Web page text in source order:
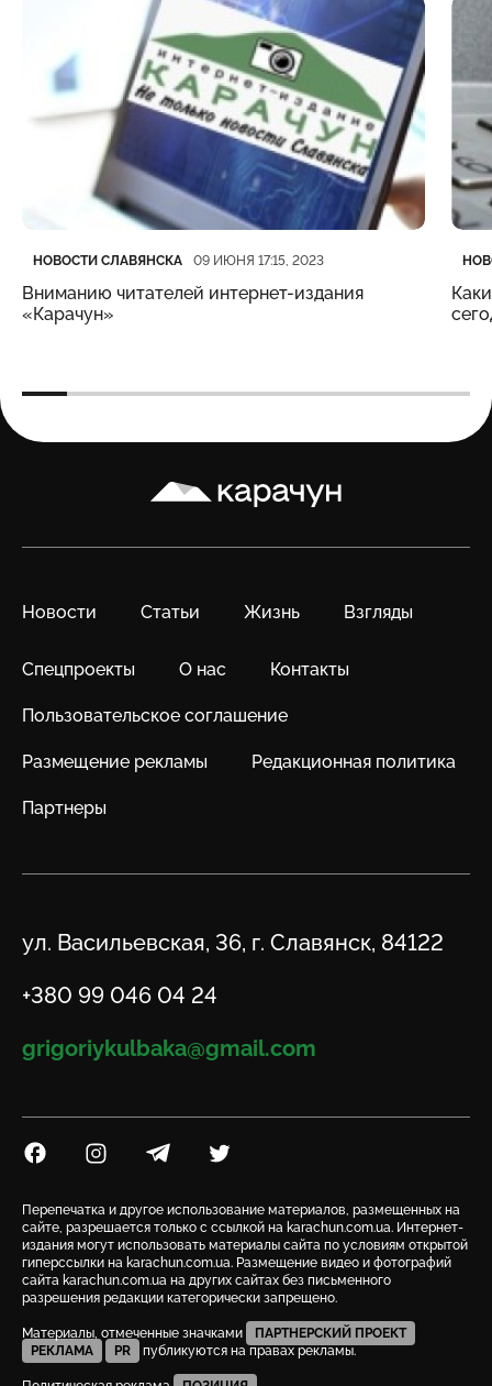
Категория
НОВОСТИ СЛАВЯНСКА
Дата публикации 09 ИЮНЯ 17:15, 2023
Вниманию читателей интернет-издания
«Карачун»
Карачун
Новости Статьи Жизнь Взгляды
Спецпроекты О нас Контакты
Пользовательское соглашение
Размещение рекламы Редакционная политика
Партнеры
Адрес
ул. Васильевская, 36, г. Славянск, 84122
Телефон
+380 99 046 04 24
Email
grigoriykulbaka@gmail.com
Посилання на Facebook
Посилання на Instagram
Посилання на Telegram
Посилання на Twitter
Перепечатка и другое использование материалов, размещенных на
сайте, разрешается только с ссылкой на karachun.com.ua. Интернет-
издания могут использовать материалы сайта по условиям открытой
гиперссылки на karachun.com.ua. Размещение видео и фотографий
сайта karachun.com.ua на других сайтах без письменного
разрешения редакции категорически запрещено.
Материалы, отмеченные значками
ПАРТНЕРСКИЙ ПРОЕКТ
РЕКЛАМА
PR публикуются на правах рекламы.